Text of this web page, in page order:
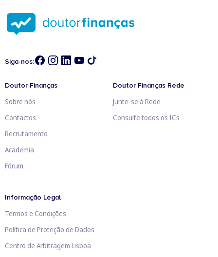
Siga-nos:
Doutor Finanças
Sobre nós
Contactos
Recrutamento
Academia
Fórum
Doutor Finanças Rede
Junte-se à Rede
Consulte todos os ICs
Informação Legal
Termos e Condições
Política de Proteção de Dados
Centro de Arbitragem Lisboa